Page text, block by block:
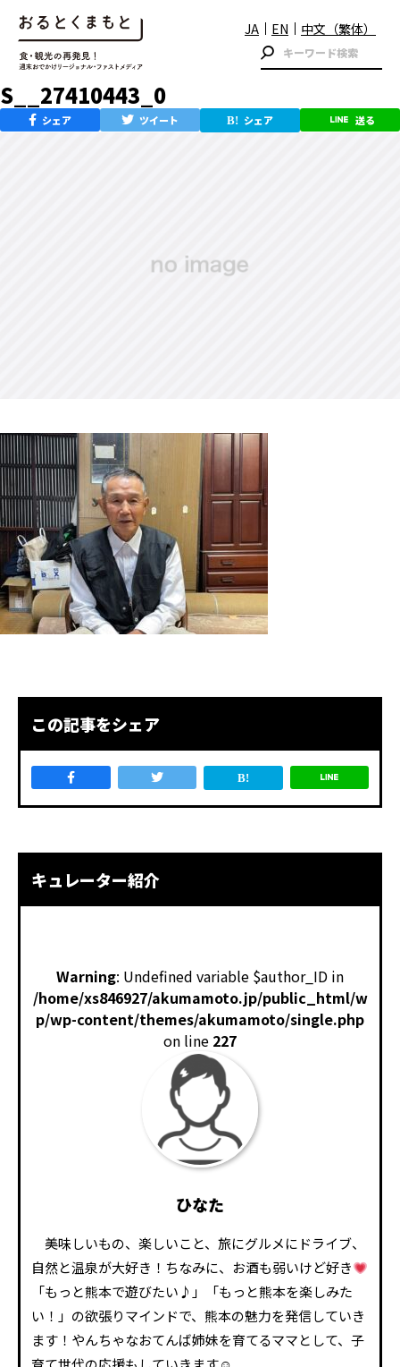
JA EN 中文（繁体）
S__27410443_0
シェア ツイート シェア 送る
この記事をシェア
キュレーター紹介
Warning: Undefined variable $author_ID in
/home/xs846927/akumamoto.jp/public_html/w
p/wp-content/themes/akumamoto/single.php
on line 227
ひなた
美味しいもの、楽しいこと、旅にグルメにドライブ、
自然と温泉が大好き！ちなみに、お酒も弱いけど好き
「もっと熊本で遊びたい♪」「もっと熊本を楽しみた
い！」の欲張りマインドで、熊本の魅力を発信していき
ます！やんちゃなおてんば姉妹を育てるママとして、子